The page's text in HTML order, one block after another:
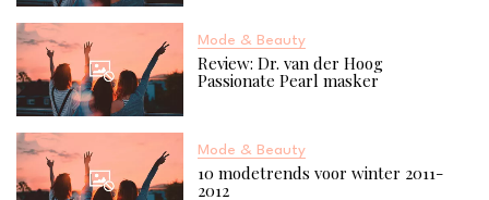
Mode & Beauty
Review: Dr. van der Hoog
Passionate Pearl masker
Mode & Beauty
10 modetrends voor winter 2011-
2012